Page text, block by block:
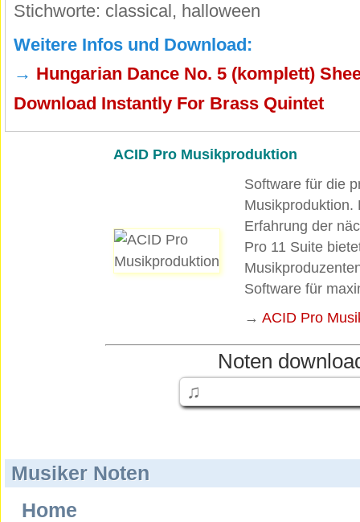
Stichworte: classical, halloween
Weitere Infos und Download:
→ Hungarian Dance No. 5 (komplett)
Download Instantly For Brass Quintet
ACID Pro Musikproduktion
Software für die
Musikproduktion.
Erfahrung der
Pro 11 Suite
Software für
→ ACID Pro
Noten
Musiker Noten
Home